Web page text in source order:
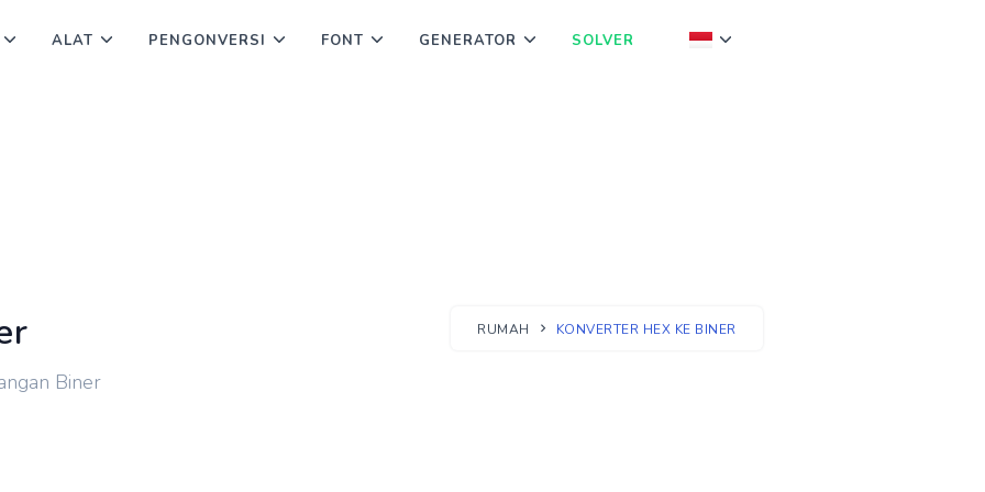
ALAT PENGONVERSI FONT GENERATOR SOLVER
Biner
RUMAH KONVERTER HEX KE BINER